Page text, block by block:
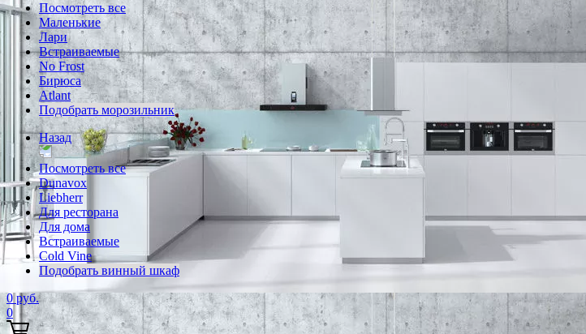
Посмотреть все
Маленькие
Лари
Встраиваемые
No Frost
Бирюса
Atlant
Подобрать морозильник
Назад
Посмотреть все
Dunavox
Liebherr
Для ресторана
Для дома
Встраиваемые
Cold Vine
Подобрать винный шкаф
0 руб.
0